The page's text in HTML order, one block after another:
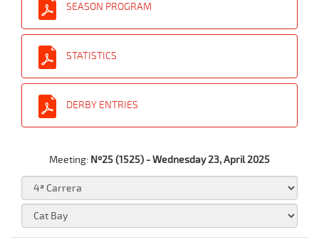
SEASON PROGRAM
STATISTICS
DERBY ENTRIES
Meeting: Nº25 (1525) - Wednesday 23, April 2025